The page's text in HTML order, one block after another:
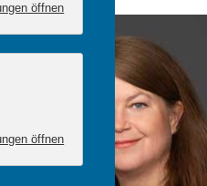
öffnen
öffnen